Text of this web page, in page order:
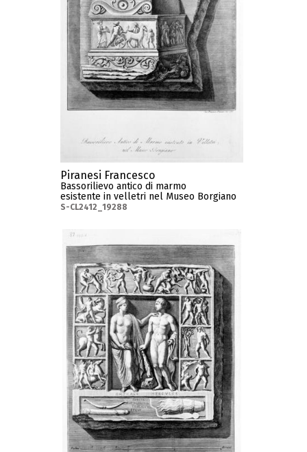
Piranesi Francesco
Bassorilievo antico di marmo
esistente in velletri nel Museo Borgiano
S-CL2412_19288